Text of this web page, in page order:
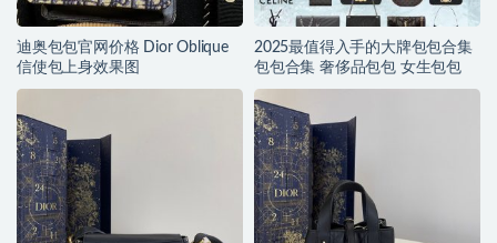
迪奥包包官网价格 Dior Oblique
信使包上身效果图
2025最值得入手的大牌包包合集
包包合集 奢侈品包包 女生包包